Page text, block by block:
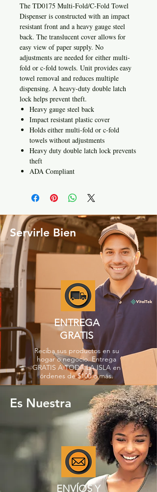
The TD0175 Multi-Fold/C-Fold Towel
Dispenser is constructed with an impact
resistant front and a heavy gauge steel
back. The translucent cover allows for
easy view of paper supply. No
adjustments are needed for either multi-
fold or c-fold towels. Unit provides easy
towel removal and reduces multiple
dispensing. A heavy-duty double latch
lock helps prevent theft.
Heavy gauge steel back
Impact resistant plastic cover
Holds either multi-fold or c-fold
towels without adjustments
Heavy duty double latch lock prevents
theft
ADA Compliant
Servirle Bien
ENTREGA
GRATIS
Reciba sus productos en su
hogar o negocio. Entrega
GRATIS A TODA LA ISLA en
órdenes de $100 o más.
Es Nuestra
ENVÍOS Y